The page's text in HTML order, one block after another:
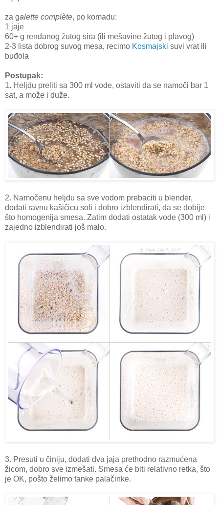
za galette complète, po komadu:
1 jaje
60+ g rendanog žutog sira (ili mešavine žutog i plavog)
2-3 lista dobrog suvog mesa, recimo Kosmajski suvi vrat ili
buđola
Postupak:
1. Heljdu preliti sa 300 ml vode, ostaviti da se namoči bar 1
sat, a može i duže.
2. Namočenu heljdu sa sve vodom prebaciti u blender,
dodati ravnu kašičicu soli i dobro izblendirati, da se dobije
što homogenija smesa. Zatim dodati ostatak vode (300 ml) i
zajedno izblendirati još malo.
3. Presuti u činiju, dodati dva jaja prethodno razmućena
žicom, dobro sve izmešati. Smesa će biti relativno retka, što
je OK, pošto želimo tanke palačinke.